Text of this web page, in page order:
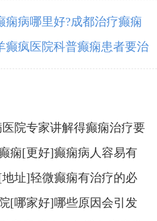
痫病哪里好?成都治疗癫痫
癫疯医院科普癫痫患者要治
院专家讲解得癫痫治疗要
痫[更好]癫痫病人容易有
址]轻微癫痫有治疗的必
[哪家好]哪些原因会引发